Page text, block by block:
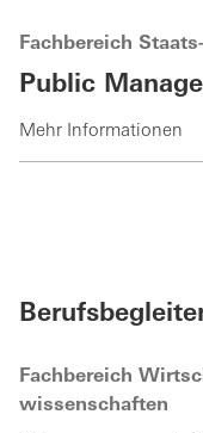
Fachbereich
Public
Mehr Informationen
Fachbereich
wissenschaften